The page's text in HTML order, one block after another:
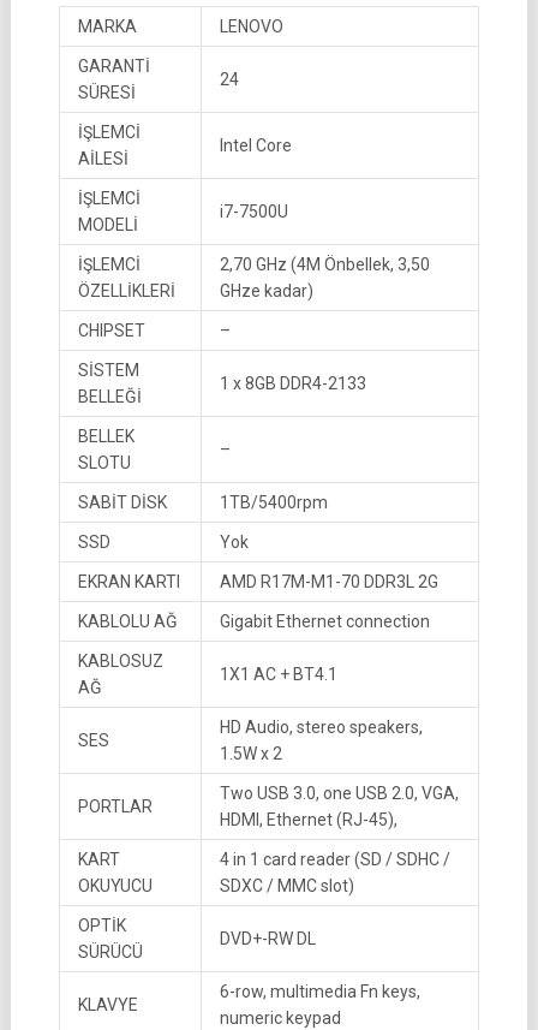
MARKA LENOVO
GARANTİ
SÜRESİ
24
İŞLEMCİ
AİLESİ
Intel Core
İŞLEMCİ
MODELİ
i7-7500U
İŞLEMCİ
ÖZELLİKLERİ
2,70 GHz (4M Önbellek, 3,50
GHze kadar)
CHIPSET –
SİSTEM
BELLEĞİ
1 x 8GB DDR4-2133
BELLEK
SLOTU
–
SABİT DİSK 1TB/5400rpm
SSD Yok
EKRAN KARTI AMD R17M-M1-70 DDR3L 2G
KABLOLU AĞ Gigabit Ethernet connection
KABLOSUZ
AĞ
1X1 AC + BT4.1
SES
HD Audio, stereo speakers,
1.5W x 2
PORTLAR
Two USB 3.0, one USB 2.0, VGA,
HDMI, Ethernet (RJ-45),
KART
OKUYUCU
4 in 1 card reader (SD / SDHC /
SDXC / MMC slot)
OPTİK
SÜRÜCÜ
DVD+-RW DL
KLAVYE
6-row, multimedia Fn keys,
numeric keypad